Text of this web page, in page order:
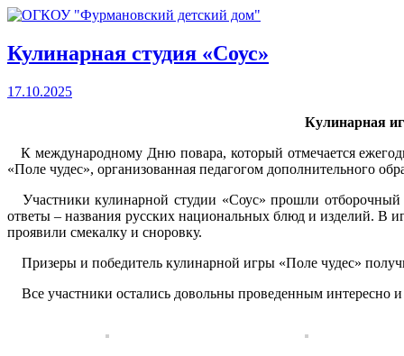
Кулинарная студия «Соус»
17.10.2025
Кулинарная
К международному Дню повара, который отмечается
«Поле чудес», организованная педагогом дополнительного
Участники кулинарной студии «Соус» прошли отборочный
ответы – названия русских национальных блюд и изделий. В
проявили смекалку и сноровку.
Призеры и победитель кулинарной игры «Поле чудес»
Все участники остались довольны проведенным интересно